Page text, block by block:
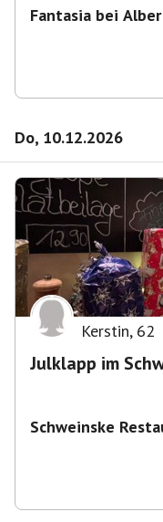
Fantasia bei
Do, 10.12.2026
Kerstin, 62
Julklapp im
Schweinske